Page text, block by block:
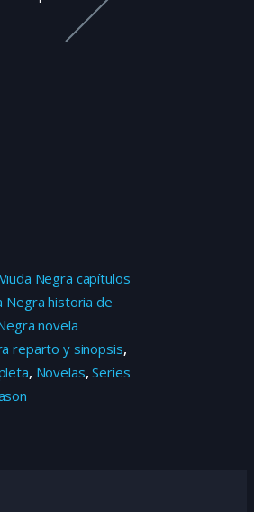
Negra capítulos
Negra historia de
novela
reparto y sinopsis,
, Novelas,Series